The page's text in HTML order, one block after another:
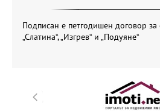
Подписан е петгодишен договор за
„Слатина“, „Изгрев“ и „Подуяне“